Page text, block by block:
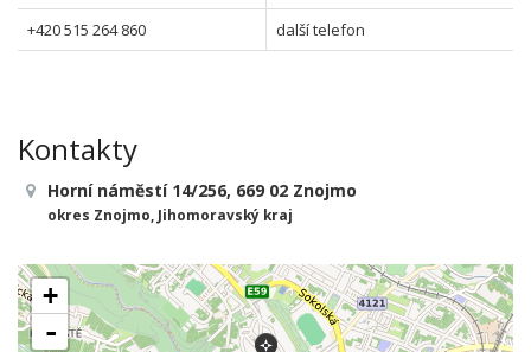
+420 515 264 860
další telefon
Kontakty
Horní náměstí 14/256, 669 02 Znojmo
okres Znojmo, Jihomoravský kraj
+
-